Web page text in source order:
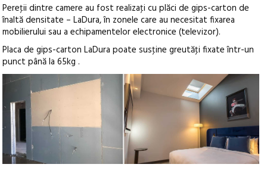
Pereţii dintre camere au fost realizaţi cu plăci de gips-carton de
înaltă densitate – LaDura, în zonele care au necesitat fixarea
mobilierului sau a echipamentelor electronice (televizor).
Placa de gips-carton LaDura poate susţine greutăţi fixate într-un
punct până la 65kg .